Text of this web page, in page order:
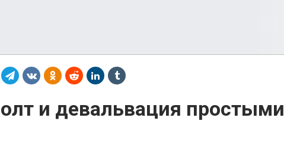
и девальвация простыми